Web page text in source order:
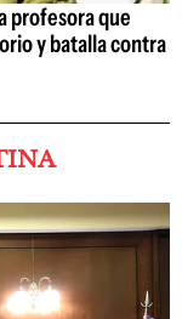
profesora que
y batalla contra